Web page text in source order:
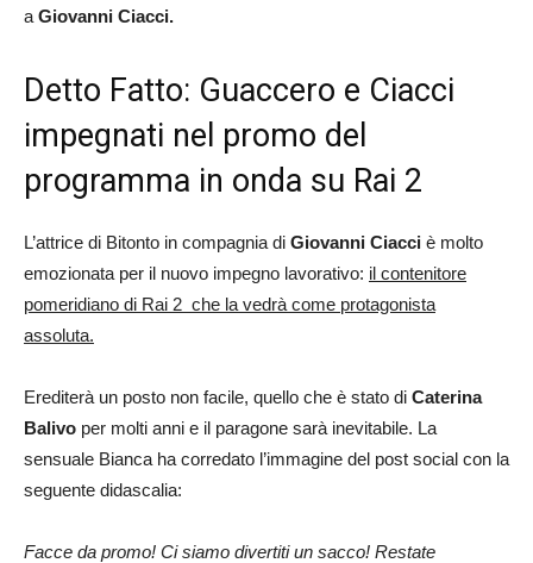
a Giovanni Ciacci.
Detto Fatto: Guaccero e Ciacci
impegnati nel promo del
programma in onda su Rai 2
L’attrice di Bitonto in compagnia di Giovanni Ciacci è molto
emozionata per il nuovo impegno lavorativo: il contenitore
pomeridiano di Rai 2 che la vedrà come protagonista
assoluta.
Erediterà un posto non facile, quello che è stato di Caterina
Balivo per molti anni e il paragone sarà inevitabile. La
sensuale Bianca ha corredato l’immagine del post social con la
seguente didascalia:
Facce da promo! Ci siamo divertiti un sacco! Restate